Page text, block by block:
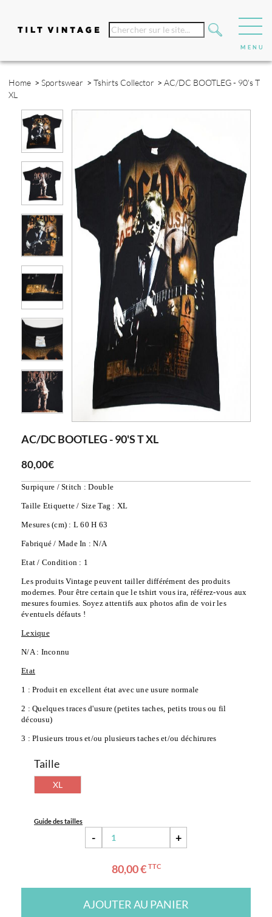
Home > Sportswear > Tshirts Collector >AC/DC BOOTLEG - 90's T
XL
AC/DC BOOTLEG - 90'S T XL
80,00€
Surpiqure / Stitch : Double
Taille Etiquette / Size Tag : XL
Mesures (cm) : L 60 H 63
Fabriqué / Made In : N/A
Etat / Condition : 1
Les produits Vintage peuvent tailler différément des produits
modernes. Pour être certain que le tshirt vous ira, référez-vous aux
mesures fournies. Soyez attentifs aux photos afin de voir les
éventuels défauts !
Lexique
N/A : Inconnu
Etat
1 : Produit en excellent état avec une usure normale
2 : Quelques traces d'usure (petites taches, petits trous ou fil
décousu)
3 : Plusieurs trous et/ou plusieurs taches et/ou déchirures
Taille
XL
Guide des tailles
- +
80,00 € TTC
AJOUTER AU PANIER